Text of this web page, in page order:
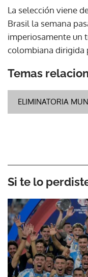
La selección viene
Brasil la semana
imperiosamente un
colombiana dirigida
Temas
ELIMINATORIA
Si te lo